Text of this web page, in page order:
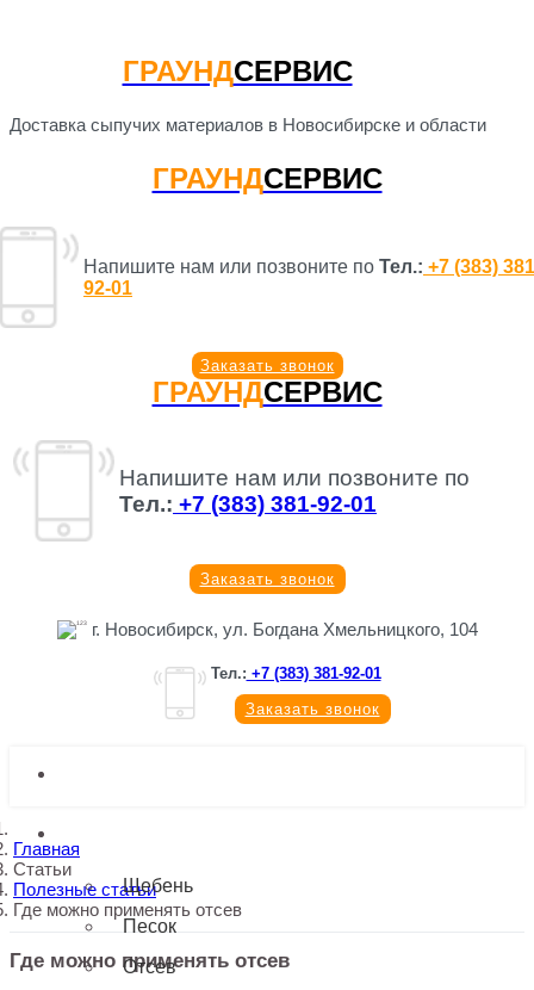
ГРАУНДСЕРВИС
Доставка сыпучих материалов в Новосибирске и области
ГРАУНДСЕРВИС
Напишите нам или позвоните по Тел.: +7 (383)
92-01
Заказать звонок
ГРАУНДСЕРВИС
Напишите нам или позвоните по
Тел.: +7 (383) 381-92-01
Заказать звонок
г. Новосибирск, ул. Богдана Хмельницкого, 104
Тел.: +7 (383) 381-92-01
Заказать звонок
Щебень
Песок
Отсев
Главная
Статьи
Полезные статьи
Где можно применять отсев
Где можно применять отсев